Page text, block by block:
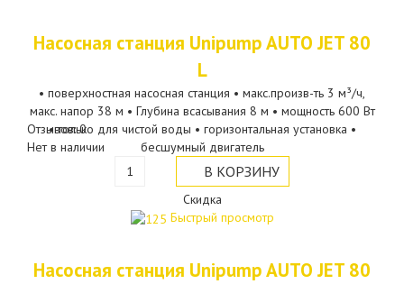
Насосная станция Unipump AUTO JET 80
L
• поверхностная насосная станция • макс.произв-ть 3 м³/ч,
макс. напор 38 м • Глубина всасывания 8 м • мощность 600 Вт
• только для чистой воды • горизонтальная установка •
бесшумный двигатель
Отзывов: 0
Нет в наличии
Скидка
Быстрый просмотр
Насосная станция Unipump AUTO JET 80